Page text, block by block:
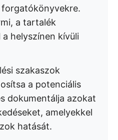
a tartalék
helyszínen kívüli
szakaszok
a potenciális
dokumentálja azokat
amelyekkel
hatását.